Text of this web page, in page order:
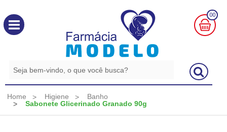
00
0,00
Home Higiene
Banho
Sabonete Glicerinado Granado 90g